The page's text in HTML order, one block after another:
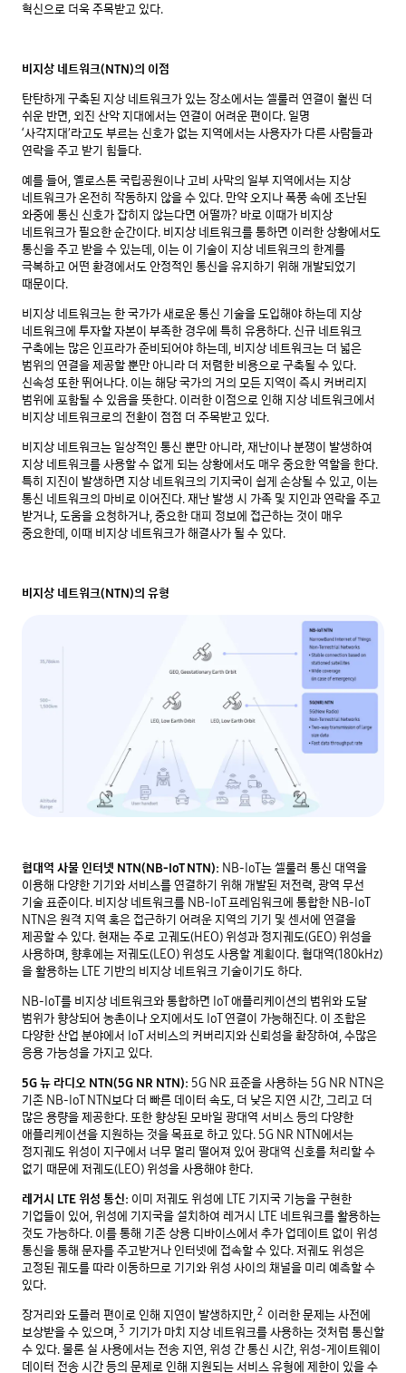
혁신으로 더욱 주목받고 있다.
비지상 네트워크(NTN)의 이점
탄탄하게 구축된 지상 네트워크가 있는 장소에서는 셀룰러 연결이 훨씬 더
쉬운 반면, 외진 산악 지대에서는 연결이 어려운 편이다. 일명
‘사각지대’라고도 부르는 신호가 없는 지역에서는 사용자가 다른 사람들과
연락을 주고 받기 힘들다.
예를 들어, 옐로스톤 국립공원이나 고비 사막의 일부 지역에서는 지상
네트워크가 온전히 작동하지 않을 수 있다. 만약 오지나 폭풍 속에 조난된
와중에 통신 신호가 잡히지 않는다면 어떨까? 바로 이때가 비지상
네트워크가 필요한 순간이다. 비지상 네트워크를 통하면 이러한 상황에서도
통신을 주고 받을 수 있는데, 이는 이 기술이 지상 네트워크의 한계를
극복하고 어떤 환경에서도 안정적인 통신을 유지하기 위해 개발되었기
때문이다.
비지상 네트워크는 한 국가가 새로운 통신 기술을 도입해야 하는데 지상
네트워크에 투자할 자본이 부족한 경우에 특히 유용하다. 신규 네트워크
구축에는 많은 인프라가 준비되어야 하는데, 비지상 네트워크는 더 넓은
범위의 연결을 제공할 뿐만 아니라 더 저렴한 비용으로 구축될 수 있다.
신속성 또한 뛰어나다. 이는 해당 국가의 거의 모든 지역이 즉시 커버리지
범위에 포함될 수 있음을 뜻한다. 이러한 이점으로 인해 지상 네트워크에서
비지상 네트워크로의 전환이 점점 더 주목받고 있다.
비지상 네트워크는 일상적인 통신 뿐만 아니라, 재난이나 분쟁이 발생하여
지상 네트워크를 사용할 수 없게 되는 상황에서도 매우 중요한 역할을 한다.
특히 지진이 발생하면 지상 네트워크의 기지국이 쉽게 손상될 수 있고, 이는
통신 네트워크의 마비로 이어진다. 재난 발생 시 가족 및 지인과 연락을 주고
받거나, 도움을 요청하거나, 중요한 대피 정보에 접근하는 것이 매우
중요한데, 이때 비지상 네트워크가 해결사가 될 수 있다.
비지상 네트워크(NTN)의 유형
협대역 사물 인터넷 NTN(NB-IoT NTN): NB-IoT는 셀룰러 통신 대역을
이용해 다양한 기기와 서비스를 연결하기 위해 개발된 저전력, 광역 무선
기술 표준이다. 비지상 네트워크를 NB-IoT 프레임워크에 통합한 NB-IoT
NTN은 원격 지역 혹은 접근하기 어려운 지역의 기기 및 센서에 연결을
제공할 수 있다. 현재는 주로 고궤도(HEO) 위성과 정지궤도(GEO) 위성을
사용하며, 향후에는 저궤도(LEO) 위성도 사용할 계획이다. 협대역(180kHz)
을 활용하는 LTE 기반의 비지상 네트워크 기술이기도 하다.
NB-IoT를 비지상 네트워크와 통합하면 IoT 애플리케이션의 범위와 도달
범위가 향상되어 농촌이나 오지에서도 IoT 연결이 가능해진다. 이 조합은
다양한 산업 분야에서 IoT 서비스의 커버리지와 신뢰성을 확장하여, 수많은
응용 가능성을 가지고 있다.
5G 뉴 라디오 NTN(5G NR NTN): 5G NR 표준을 사용하는 5G NR NTN은
기존 NB-IoT NTN보다 더 빠른 데이터 속도, 더 낮은 지연 시간, 그리고 더
많은 용량을 제공한다. 또한 향상된 모바일 광대역 서비스 등의 다양한
애플리케이션을 지원하는 것을 목표로 하고 있다. 5G NR NTN에서는
정지궤도 위성이 지구에서 너무 멀리 떨어져 있어 광대역 신호를 처리할 수
없기 때문에 저궤도(LEO) 위성을 사용해야 한다.
레거시 LTE 위성 통신: 이미 저궤도 위성에 LTE 기지국 기능을 구현한
기업들이 있어, 위성에 기지국을 설치하여 레거시 LTE 네트워크를 활용하는
것도 가능하다. 이를 통해 기존 상용 디바이스에서 추가 업데이트 없이 위성
통신을 통해 문자를 주고받거나 인터넷에 접속할 수 있다. 저궤도 위성은
고정된 궤도를 따라 이동하므로 기기와 위성 사이의 채널을 미리 예측할 수
있다.
장거리와 도플러 편이로 인해 지연이 발생하지만,2 이러한 문제는 사전에
보상받을 수 있으며,3 기기가 마치 지상 네트워크를 사용하는 것처럼 통신할
수 있다. 물론 실 사용에서는 전송 지연, 위성 간 통신 시간, 위성-게이트웨이
데이터 전송 시간 등의 문제로 인해 지원되는 서비스 유형에 제한이 있을 수